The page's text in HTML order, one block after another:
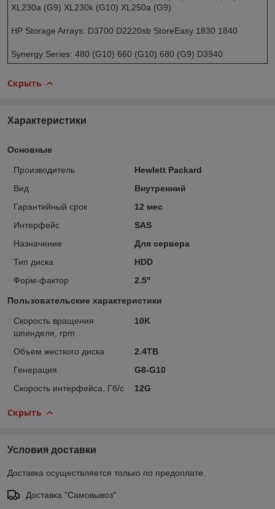
XL230a (G9) XL230k (G10) XL250a (G9)
HP Storage Arrays: D3700 D2220sb StoreEasy 1830 1840
Synergy Series: 480 (G10) 660 (G10) 680 (G9) D3940
Скрыть
Характеристики
Основные
Производитель
Hewlett Packard
Вид
Внутренний
Гарантийный срок
12 мес
Интерфейс
SAS
Назначение
Для сервера
Тип диска
HDD
Форм-фактор
2.5"
Пользовательские характеристики
Скорость вращения
шпинделя, rpm
10K
Объем жесткого диска
2.4TB
Генерация
G8-G10
Скорость интерфейса, Гб/с
12G
Скрыть
Условия доставки
Доставка осуществляется только по предоплате.
Доставка "Самовывоз"